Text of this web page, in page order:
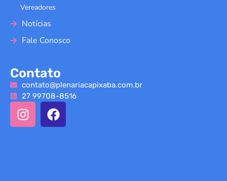
Vereadores
Notícias
Fale Conosco
Contato
contato@plenariacapixaba.com.br
27 99708-8516